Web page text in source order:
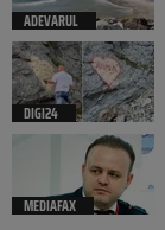
ADEVARUL
DIGI24
MEDIAFAX